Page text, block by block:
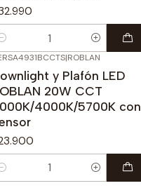
|ROBLAN
y Plafón LED
20W CCT
4000K/5700K con